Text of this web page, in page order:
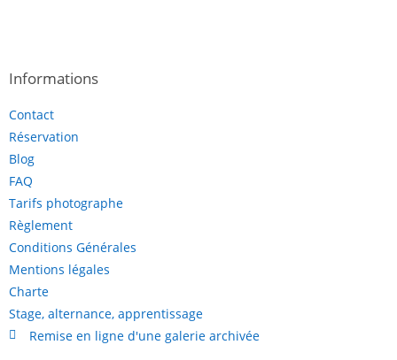
Informations
Contact
Réservation
Blog
FAQ
Tarifs photographe
Règlement
Conditions Générales
Mentions légales
Charte
Stage, alternance, apprentissage
Remise en ligne d'une galerie archivée